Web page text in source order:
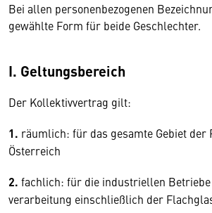
Bei allen personenbezogenen
gewählte Form für beide Geschlechter.
I. Geltungsbereich
Der Kollektivvertrag gilt:
1. räumlich: für das gesamte Gebiet der
Österreich
2. fachlich: für die industriellen
verarbeitung einschließlich der